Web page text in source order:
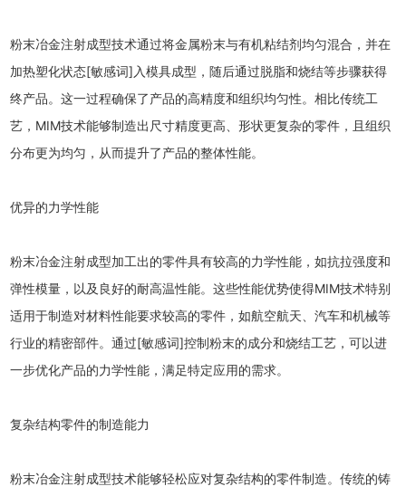
粉末冶金注射成型技术通过将金属粉末与有机粘结剂均匀混合，并在
加热塑化状态[敏感词]入模具成型，随后通过脱脂和烧结等步骤获得
终产品。这一过程确保了产品的高精度和组织均匀性。相比传统工
艺，MIM技术能够制造出尺寸精度更高、形状更复杂的零件，且组织
分布更为均匀，从而提升了产品的整体性能。
优异的力学性能
粉末冶金注射成型加工出的零件具有较高的力学性能，如抗拉强度和
弹性模量，以及良好的耐高温性能。这些性能优势使得MIM技术特别
适用于制造对材料性能要求较高的零件，如航空航天、汽车和机械等
行业的精密部件。通过[敏感词]控制粉末的成分和烧结工艺，可以进
一步优化产品的力学性能，满足特定应用的需求。
复杂结构零件的制造能力
粉末冶金注射成型技术能够轻松应对复杂结构的零件制造。传统的铸